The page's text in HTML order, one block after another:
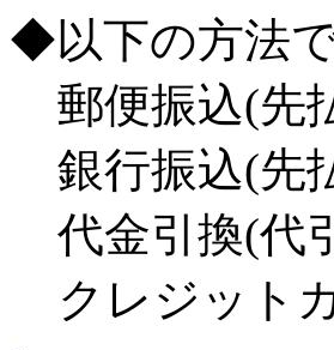
◆以下の方法
郵便振込(先
銀行振込(先
代金引換(代
クレジット